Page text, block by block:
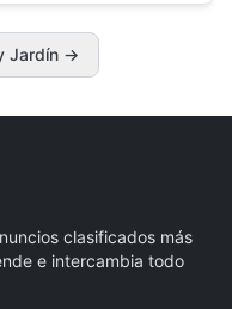
Jardín →
clasificados más
e intercambia todo